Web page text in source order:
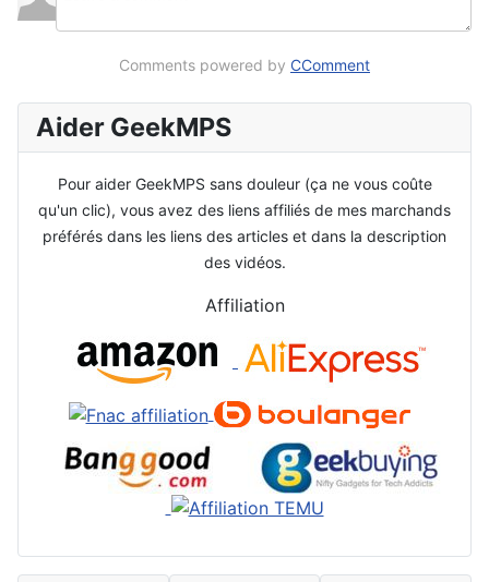
Comments powered by CComment
Aider GeekMPS
Pour aider GeekMPS sans douleur (ça ne vous coûte
qu'un clic), vous avez des liens affiliés de mes marchands
préférés dans les liens des articles et dans la description
des vidéos.
Affiliation